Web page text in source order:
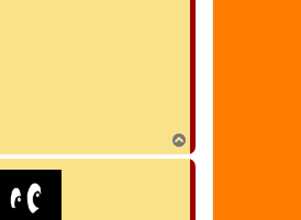
a
c